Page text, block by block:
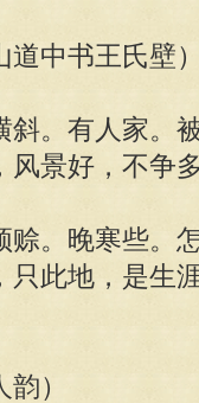
道中书王氏壁
斜。有人家。
风景好，不争
赊。晚寒些。
只此地，是生
）